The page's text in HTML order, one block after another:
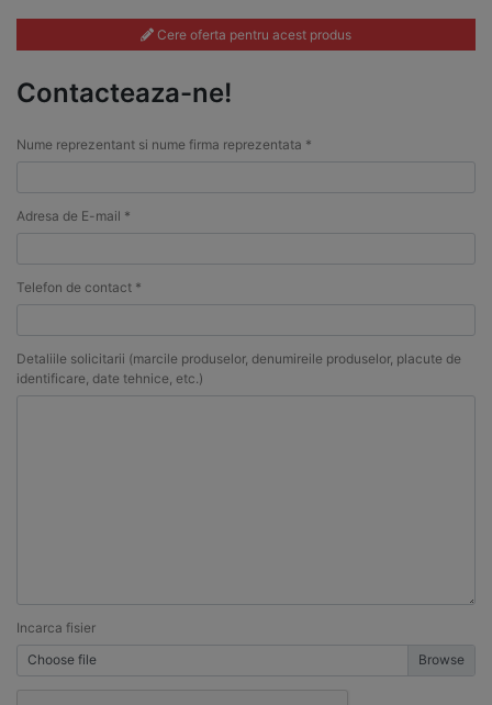
Cere oferta pentru acest produs
Contacteaza-ne!
Nume reprezentant si nume firma reprezentata *
Adresa de E-mail *
Telefon de contact *
Detaliile solicitarii (marcile produselor, denumireile produselor, placute de
identificare, date tehnice, etc.)
Incarca fisier
Choose file